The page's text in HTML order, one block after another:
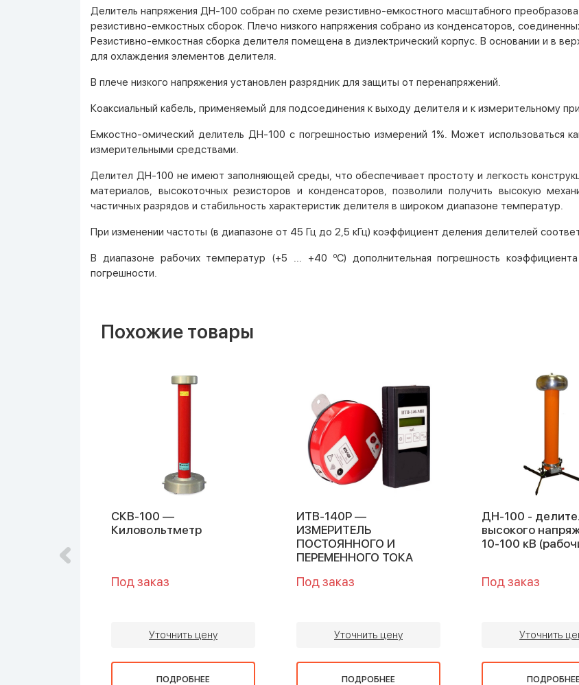
Делитель напряжения ДН-100 собран по схеме резистивно-емкостного масштабного
резистивно-емкостных сборок. Плечо низкого напряжения собрано из конденсаторов,
Резистивно-емкостная сборка делителя помещена в диэлектрический корпус. В основании и в
для охлаждения элементов делителя.
В плече низкого напряжения установлен разрядник для защиты от перенапряжений.
Коаксиальный кабель, применяемый для подсоединения к выходу делителя и к измерительному
Емкостно-омический делитель ДН-100 с погрешностью измерений 1%. Может
измерительными средствами.
Делител ДН-100 не имеют заполняющей среды, что обеспечивает простоту и легкость
материалов, высокоточных резисторов и конденсаторов, позволили получить высокую
частичных разрядов и стабильность характеристик делителя в широком диапазоне температур.
При изменении частоты (в диапазоне от 45 Гц до 2,5 кГц) коэффициент деления делителей
В диапазоне рабочих температур (+5 ... +40 оС) дополнительная погрешность
погрешности.
Похожие товары
СКВ-100 —
Киловольтметр
Под заказ
Уточнить цену
ПОДРОБНЕЕ
ИТВ-140Р —
ИЗМЕРИТЕЛЬ
ПОСТОЯННОГО И
ПЕРЕМЕННОГО ТОКА
Под заказ
Уточнить цену
ПОДРОБНЕЕ
ДН-100 -
высокого
10-100 кВ
Под заказ
Уточнить
ПОДРОБНЕЕ